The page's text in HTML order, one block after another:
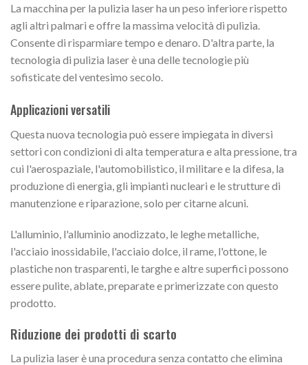
La macchina per la pulizia laser ha un peso inferiore rispetto
agli altri palmari e offre la massima velocità di pulizia.
Consente di risparmiare tempo e denaro. D'altra parte, la
tecnologia di pulizia laser è una delle tecnologie più
sofisticate del ventesimo secolo.
Applicazioni versatili
Questa nuova tecnologia può essere impiegata in diversi
settori con condizioni di alta temperatura e alta pressione, tra
cui l'aerospaziale, l'automobilistico, il militare e la difesa, la
produzione di energia, gli impianti nucleari e le strutture di
manutenzione e riparazione, solo per citarne alcuni.
L'alluminio, l'alluminio anodizzato, le leghe metalliche,
l'acciaio inossidabile, l'acciaio dolce, il rame, l'ottone, le
plastiche non trasparenti, le targhe e altre superfici possono
essere pulite, ablate, preparate e primerizzate con questo
prodotto.
Riduzione dei prodotti di scarto
La pulizia laser è una procedura senza contatto che elimina